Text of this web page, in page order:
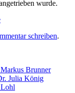
wurde.
schreiben.
Brunner
Julia König